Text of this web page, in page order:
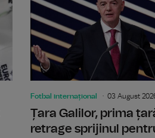
Fotbal internațional 03 August
Țara Galilor, prima
retrage sprijinul